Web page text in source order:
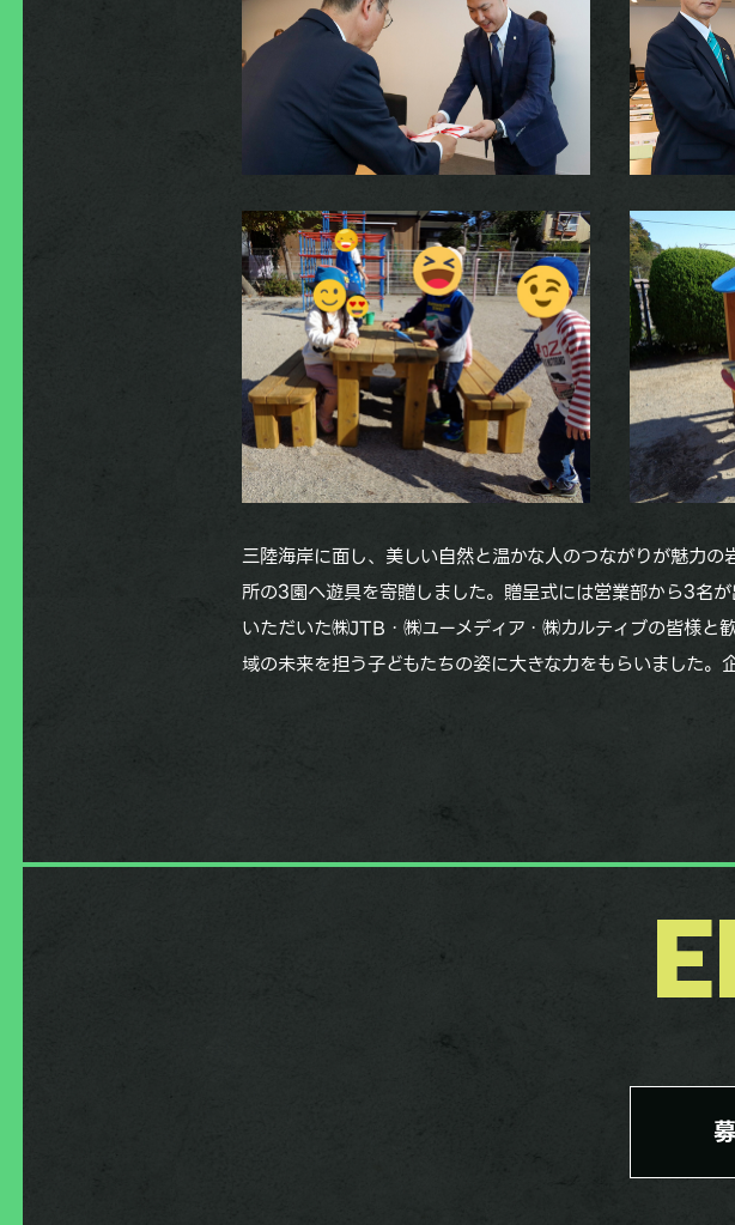
三陸海岸に面し、美しい自然と温かな人のつながりが魅力
所の3園へ遊具を寄贈しました。贈呈式には営業部から3名
いただいた㈱JTB・㈱ユーメディア・㈱カルティブの皆様
域の未来を担う子どもたちの姿に大きな力をもらいました。